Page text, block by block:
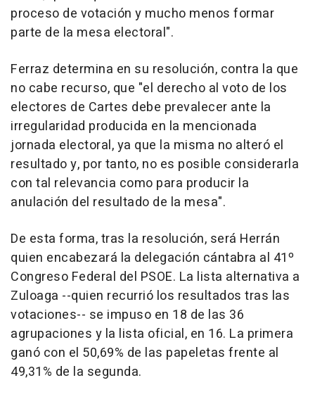
proceso de votación y mucho menos formar
parte de la mesa electoral".
Ferraz determina en su resolución, contra la que
no cabe recurso, que "el derecho al voto de los
electores de Cartes debe prevalecer ante la
irregularidad producida en la mencionada
jornada electoral, ya que la misma no alteró el
resultado y, por tanto, no es posible considerarla
con tal relevancia como para producir la
anulación del resultado de la mesa".
De esta forma, tras la resolución, será Herrán
quien encabezará la delegación cántabra al 41º
Congreso Federal del PSOE. La lista alternativa a
Zuloaga --quien recurrió los resultados tras las
votaciones-- se impuso en 18 de las 36
agrupaciones y la lista oficial, en 16. La primera
ganó con el 50,69% de las papeletas frente al
49,31% de la segunda.